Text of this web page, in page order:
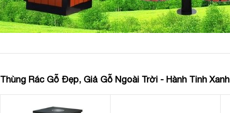
Thùng Rác Gỗ Đẹp, Giả Gỗ Ngoài Trời - Hành Tinh Xanh